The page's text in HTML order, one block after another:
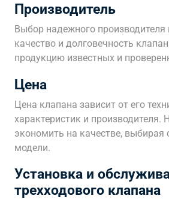
Производитель
Выбор надежного производителя
качество и долговечность
продукцию известных и
Цена
Цена клапана зависит от его
характеристик и производителя.
экономить на качестве,
модели.
Установка и
трехходового клапана